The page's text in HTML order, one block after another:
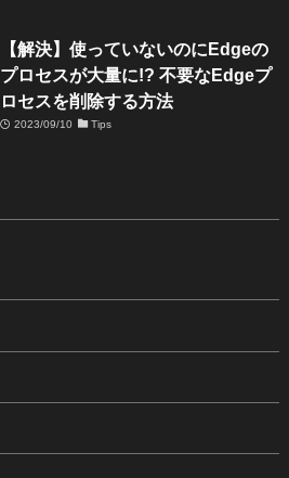
【解決】使っていないのにEdgeの
プロセスが大量に!? 不要なEdgeプ
ロセスを削除する方法
2023/09/10 Tips